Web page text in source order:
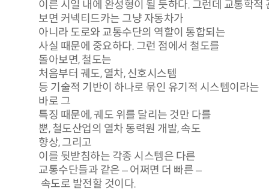
이른 시일 내에 완성형이 될 듯하다. 그런데 교통학적
보면 커넥티드카는 그냥 자동차가
아니라 도로와 교통수단의 역할이 통합되는
사실 때문에 중요하다. 그런 점에서 철도를
돌아보면, 철도는
처음부터 궤도, 열차, 신호시스템
등 기술적 기반이 하나로 묶인 유기적 시스템이라는
바로 그
특징 때문에, 궤도 위를 달리는 것만 다를
뿐, 철도산업의 열차 동력원 개발, 속도
향상, 그리고
이를 뒷받침하는 각종 시스템은 다른
교통수단들과 같은 – 어쩌면 더 빠른 –
속도로 발전할 것이다.